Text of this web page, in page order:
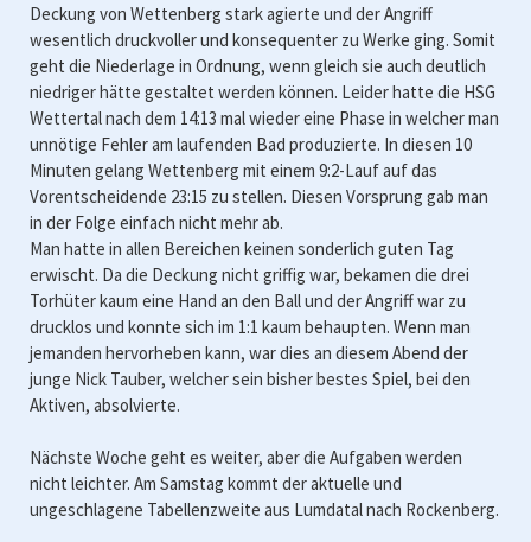
Deckung von Wettenberg stark agierte und der Angriff
wesentlich druckvoller und konsequenter zu Werke ging. Somit
geht die Niederlage in Ordnung, wenn gleich sie auch deutlich
niedriger hätte gestaltet werden können. Leider hatte die HSG
Wettertal nach dem 14:13 mal wieder eine Phase in welcher man
unnötige Fehler am laufenden Bad produzierte. In diesen 10
Minuten gelang Wettenberg mit einem 9:2-Lauf auf das
Vorentscheidende 23:15 zu stellen. Diesen Vorsprung gab man
in der Folge einfach nicht mehr ab.
Man hatte in allen Bereichen keinen sonderlich guten Tag
erwischt. Da die Deckung nicht griffig war, bekamen die drei
Torhüter kaum eine Hand an den Ball und der Angriff war zu
drucklos und konnte sich im 1:1 kaum behaupten. Wenn man
jemanden hervorheben kann, war dies an diesem Abend der
junge Nick Tauber, welcher sein bisher bestes Spiel, bei den
Aktiven, absolvierte.
Nächste Woche geht es weiter, aber die Aufgaben werden
nicht leichter. Am Samstag kommt der aktuelle und
ungeschlagene Tabellenzweite aus Lumdatal nach Rockenberg.